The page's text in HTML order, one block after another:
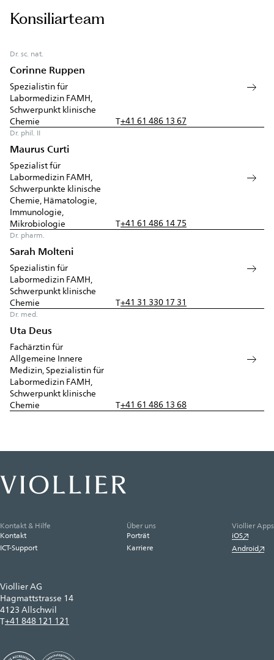
Konsiliarteam
Dr. sc. nat.
Corinne Ruppen
Spezialistin für
Labormedizin FAMH,
Schwerpunkt klinische
Chemie
T+41 61 486 13 67
Dr. phil. II
Maurus Curti
Spezialist für
Labormedizin FAMH,
Schwerpunkte klinische
Chemie, Hämatologie,
Immunologie,
Mikrobiologie
T+41 61 486 14 75
Dr. pharm.
Sarah Molteni
Spezialistin für
Labormedizin FAMH,
Schwerpunkt klinische
Chemie
T+41 31 330 17 31
Dr. med.
Uta Deus
Fachärztin für
Allgemeine Innere
Medizin, Spezialistin für
Labormedizin FAMH,
Schwerpunkt klinische
Chemie
T+41 61 486 13 68
Viollier AG
Hagmattstrasse 14
4123 Allschwil
T+41 848 121 121
Kontakt & Hilfe
Kontakt
ICT-Support
Über uns
Porträt
Karriere
Viollier Apps
iOS
Android